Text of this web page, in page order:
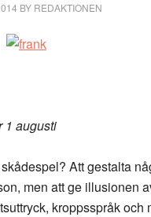
BY REDAKTIONEN
1 augusti
Att gestalta
men att ge illusionen
kroppsspråk och